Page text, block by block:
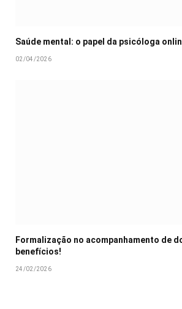
Saúde mental: o papel da psicóloga
02/04/2026
Formalização no acompanhamento de
benefícios!
24/02/2026